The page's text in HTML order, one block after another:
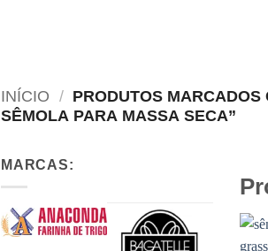
INÍCIO / PRODUTOS MARCADOS
SÊMOLA PARA MASSA SECA”
MARCAS: